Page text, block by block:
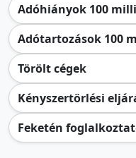
Adóhiányok 100
Adótartozások 100
Törölt cégek
Kényszertörlési
Feketén